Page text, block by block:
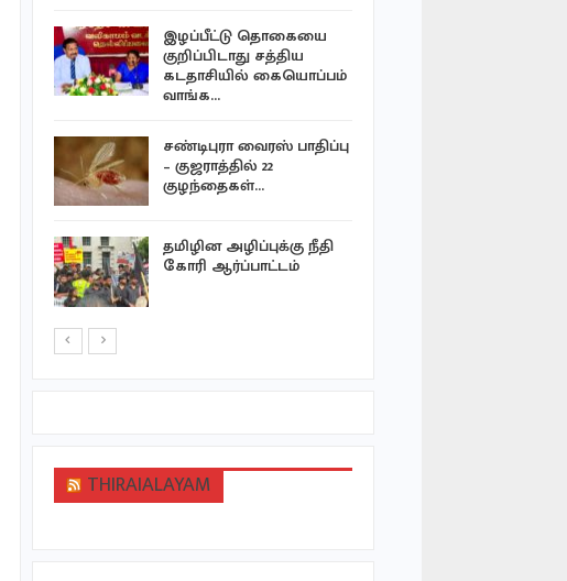
இழப்பீட்டு தொகையை
குறிப்பிடாது சத்திய
கடதாசியில் கையொப்பம்
வாங்க…
சண்டிபுரா வைரஸ் பாதிப்பு
– குஜராத்தில் 22
குழந்தைகள்…
தமிழின அழிப்புக்கு நீதி
கோரி ஆர்ப்பாட்டம்
THIRAIALAYAM